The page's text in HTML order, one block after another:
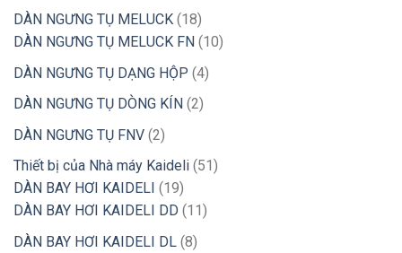
phẩmsản
phẩm
DÀN NGƯNG TỤ MELUCK 1818
sản
phẩm
DÀN NGƯNG TỤ MELUCK FN 1010
DÀN NGƯNG TỤ DẠNG HỘP 44
DÀN NGƯNG TỤ DÒNG KÍN 22
DÀN NGƯNG TỤ FNV 22
sản
phẩm
Thiết bị của Nhà máy Kaideli 51 51
DÀN BAY HƠI KAIDELI 1919
sản
phẩm
DÀN BAY HƠI KAIDELI DD 11 11
DÀN BAY HƠI KAIDELI DL 88